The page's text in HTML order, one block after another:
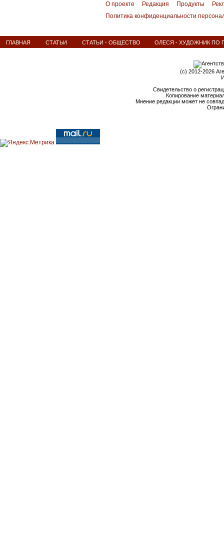
О проекте Редакция Продукты
Политика конфиденциальности
ГЛАВНАЯ СТАТЬИ СТАТЬИ - ОБЩЕСТВО ОЛЕСЯ - ХУДОЖНИК ПО
(c) 2012-2026
Свидетельство о
Копирование
Мнение редакции может не